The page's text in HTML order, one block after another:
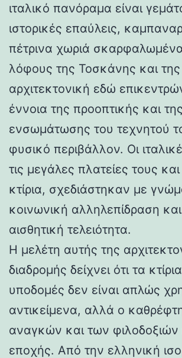
ιταλικό πανόραμα είναι
ιστορικές επαύλεις,
πέτρινα χωριά
λόφους της Τοσκάνης και
αρχιτεκτονική εδώ
έννοια της προοπτικής και της
ενσωμάτωσης του τεχνητού
φυσικό περιβάλλον. Οι
τις μεγάλες πλατείες τους
κτίρια, σχεδιάστηκαν με
κοινωνική αλληλεπίδραση
αισθητική τελειότητα.
Η μελέτη αυτής της
διαδρομής δείχνει ότι τα
υποδομές δεν είναι απλώς
αντικείμενα, αλλά ο
αναγκών και των φιλοδοξιών
εποχής. Από την ελληνική